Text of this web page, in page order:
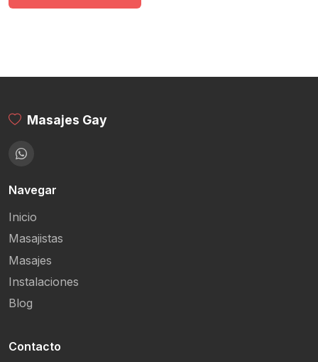
Masajes Gay
Navegar
Inicio
Masajistas
Masajes
Instalaciones
Blog
Contacto